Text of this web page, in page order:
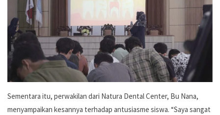
Sementara itu, perwakilan dari Natura Dental Center, Bu Nana,
menyampaikan kesannya terhadap antusiasme siswa. “Saya sangat